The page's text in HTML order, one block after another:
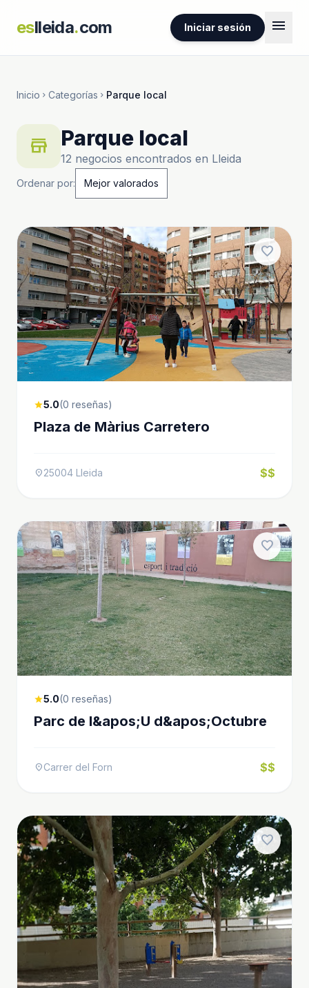
eslleida.com Iniciar sesión menu
Inicio chevron_right Categorías chevron_right Parque local
store Parque local
12 negocios encontrados en Lleida
Ordenar por:
favorite
star5.0(0 reseñas)
Plaza de Màrius Carretero
location_on25004 Lleida $$
favorite
star5.0(0 reseñas)
Parc de l&apos;U d&apos;Octubre
location_onCarrer del Forn $$
favorite